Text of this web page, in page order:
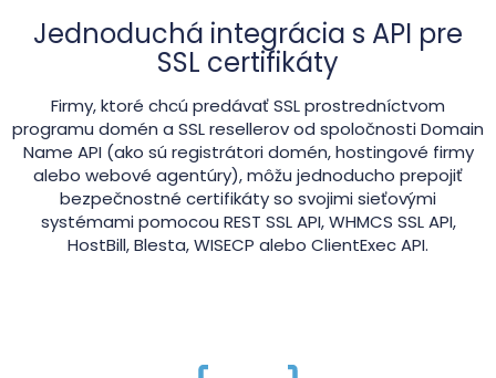
Jednoduchá integrácia s API pre
SSL certifikáty
Firmy, ktoré chcú predávať SSL prostredníctvom
programu domén a SSL resellerov od spoločnosti Domain
Name API (ako sú registrátori domén, hostingové firmy
alebo webové agentúry), môžu jednoducho prepojiť
bezpečnostné certifikáty so svojimi sieťovými
systémami pomocou REST SSL API, WHMCS SSL API,
HostBill, Blesta, WISECP alebo ClientExec API.